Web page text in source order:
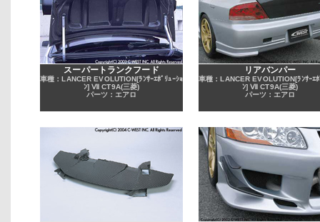
スーパートランクフード
車種：LANCER EVOLUTION[ﾗﾝｻｰｴﾎﾞﾘｭｰｼｮ
ﾝ] Ⅶ CT9A(三菱)
パーツ：エアロ
リアバンパー
車種：LANCER EVOLUTION[ﾗﾝｻｰｴﾎ
ﾝ] Ⅶ CT9A(三菱)
パーツ：エアロ